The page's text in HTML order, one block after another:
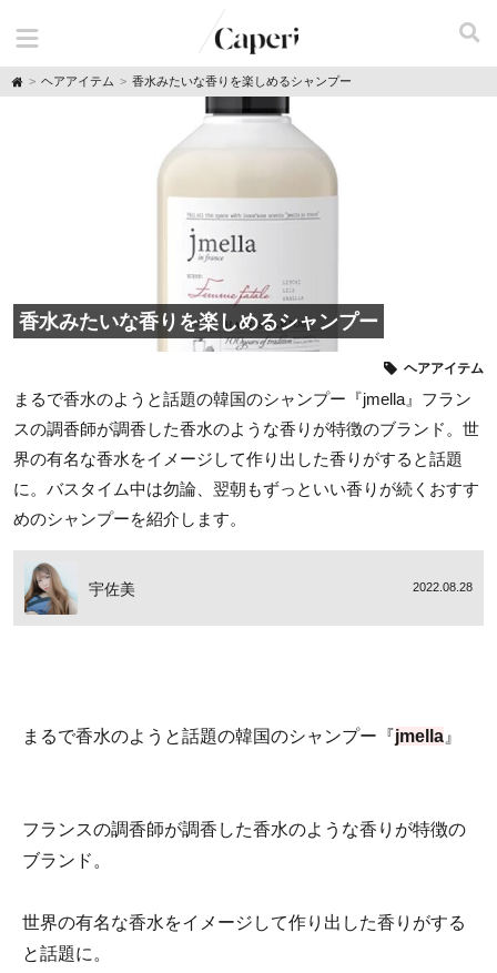
H
o
ヘアアイテム 香水みたいな香りを楽しめるシャンプー
香水みたいな香りを楽しめるシャンプー
ヘアアイテム
まるで香水のようと話題の韓国のシャンプー『jmella』フラン
スの調香師が調香した香水のような香りが特徴のブランド。世
界の有名な香水をイメージして作り出した香りがすると話題
に。バスタイム中は勿論、翌朝もずっといい香りが続くおすす
めのシャンプーを紹介します。
宇佐美 2022.08.28
まるで香水のようと話題の韓国のシャンプー『jmella 』
フランスの調香師が調香した香水のような香りが特徴の
ブランド。
世界の有名な香水をイメージして作り出した香りがする
と話題に。